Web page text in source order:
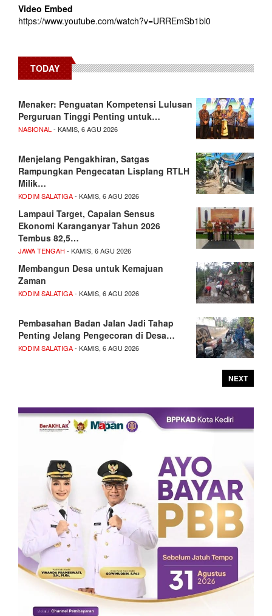
Video Embed
https://www.youtube.com/watch?v=URREmSb1bl0
TODAY
Menaker: Penguatan Kompetensi Lulusan
Perguruan Tinggi Penting untuk…
NASIONAL - KAMIS, 6 AGU 2026
Menjelang Pengakhiran, Satgas
Rampungkan Pengecatan Lisplang RTLH
Milik…
KODIM SALATIGA- KAMIS, 6 AGU 2026
Lampaui Target, Capaian Sensus
Ekonomi Karanganyar Tahun 2026
Tembus 82,5…
JAWA TENGAH - KAMIS, 6 AGU 2026
Membangun Desa untuk Kemajuan
Zaman
KODIM SALATIGA- KAMIS, 6 AGU 2026
Pembasahan Badan Jalan Jadi Tahap
Penting Jelang Pengecoran di Desa…
KODIM SALATIGA- KAMIS, 6 AGU 2026
NEXT